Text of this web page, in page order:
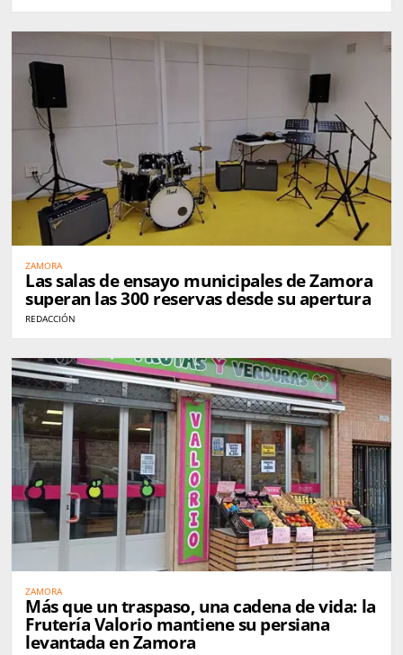
ZAMORA
Las salas de ensayo municipales de Zamora
superan las 300 reservas desde su apertura
REDACCIÓN
ZAMORA
Más que un traspaso, una cadena de vida: la
Frutería Valorio mantiene su persiana
levantada en Zamora